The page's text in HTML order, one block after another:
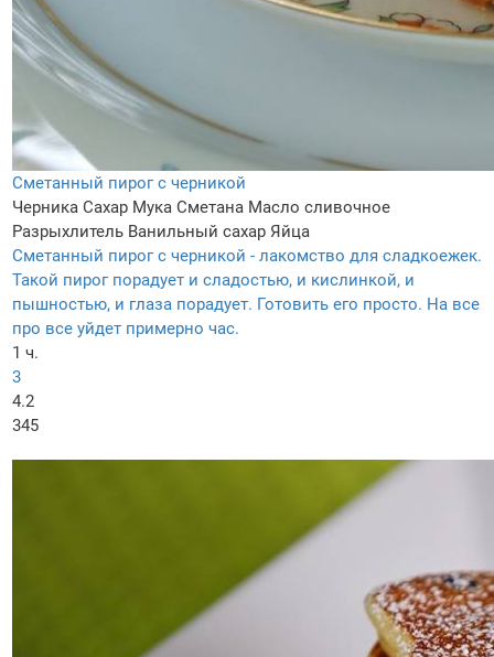
Сметанный пирог с черникой
Черника Сахар Мука Сметана Масло сливочное
Разрыхлитель Ванильный сахар Яйца
Сметанный пирог с черникой - лакомство для сладкоежек.
Такой пирог порадует и сладостью, и кислинкой, и
пышностью, и глаза порадует. Готовить его просто. На все
про все уйдет примерно час.
1 ч.
3
4.2
345